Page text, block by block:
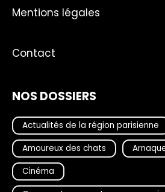
Mentions légales
Contact
NOS DOSSIERS
Actualités de la région parisienne
Amoureux des chats
Cinéma